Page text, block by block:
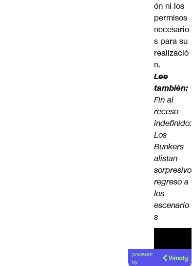
ón ni los
permisos
necesario
s para su
realizació
n.
Lee
también:
Fin al
receso
indefinido:
Los
Bunkers
alistan
sorpresivo
regreso a
los
escenario
s
Lea el
artículo
powered
by